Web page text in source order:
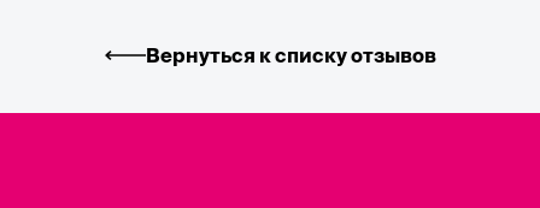
Вернуться к списку отзывов